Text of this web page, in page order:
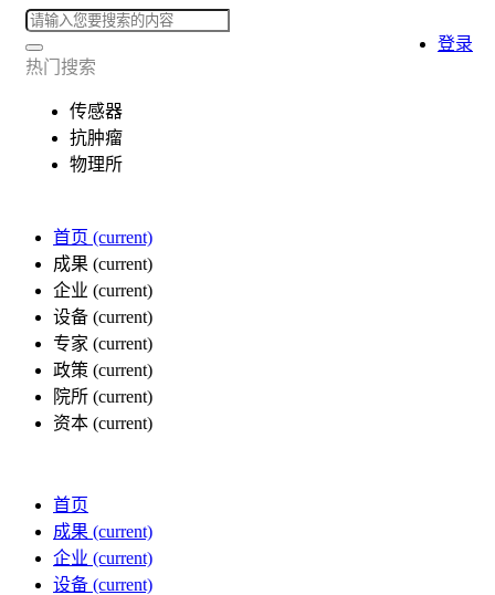
热门搜索
传感器
抗肿瘤
物理所
首页 (current)
成果 (current)
企业 (current)
设备 (current)
专家 (current)
政策 (current)
院所 (current)
资本 (current)
登录
首页
成果 (current)
企业 (current)
设备 (current)